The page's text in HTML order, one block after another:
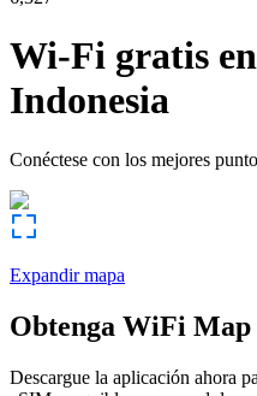
Wi-Fi gratis en
Indonesia
Conéctese con los mejores
Expandir mapa
Obtenga WiFi Map
Descargue la aplicación ahora